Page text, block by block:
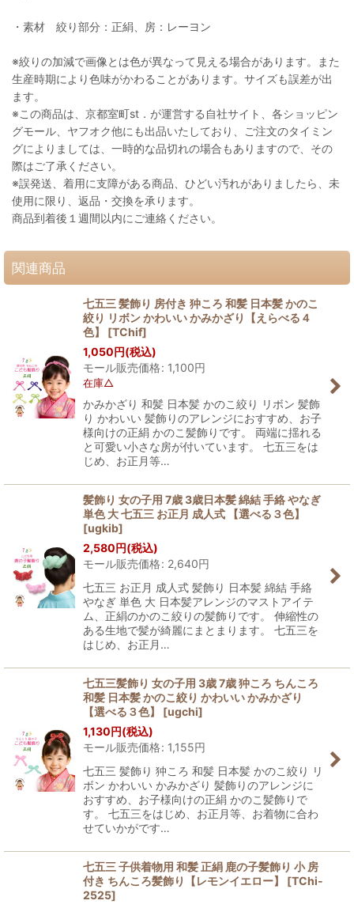
・素材 絞り部分：正絹、房：レーヨン
※絞りの加減で画像とは色が異なって見える場合があります。また
生産時期により色味がかわることがあります。サイズも誤差が出
ます。
※この商品は、京都室町st．が運営する自社サイト、各ショッピン
グモール、ヤフオク他にも出品いたしており、ご注文のタイミン
グによりましては、一時的な品切れの場合もありますので、その
際はご了承ください。
※誤発送、着用に支障がある商品、ひどい汚れがありましたら、未
使用に限り、返品・交換を承ります。
商品到着後１週間以内にご連絡ください。
関連商品
七五三 髪飾り 房付き 狆ころ 和髪 日本髪 かのこ
絞り リボン かわいい かみかざり【えらべる４
色】
[TChif]
1,050円(税込)
モール販売価格: 1,100円
在庫△
かみかざり 和髪 日本髪 かのこ絞り リボン 髪飾
り かわいい 髪飾りのアレンジにおすすめ、お子
様向けの正絹 かのこ髪飾りです。 両端に揺れる
と可愛い小さな房が付いています。 七五三をは
じめ、お正月等…
髪飾り 女の子用 7歳 3歳日本髪 綿結 手絡 やなぎ
単色 大 七五三 お正月 成人式 【選べる３色】
[ugkib]
2,580円(税込)
モール販売価格: 2,640円
七五三 お正月 成人式 髪飾り 日本髪 綿結 手絡
やなぎ 単色 大 日本髪アレンジのマストアイテ
ム、正絹のかのこ絞りの髪飾りです。 伸縮性の
ある生地で髪が綺麗にまとまります。 七五三を
はじめ、お正月…
七五三髪飾り 女の子用 3歳 7歳 狆ころ ちんころ
和髪 日本髪 かのこ絞り かわいい かみかざり
【選べる３色】
[ugchi]
1,130円(税込)
モール販売価格: 1,155円
七五三 髪飾り 狆ころ 和髪 日本髪 かのこ絞り リ
ボン かわいい かみかざり 髪飾りのアレンジに
おすすめ、お子様向けの正絹 かのこ髪飾りで
す。 七五三をはじめ、お正月等、お着物に合わ
せていかがです…
七五三 子供着物用 和髪 正絹 鹿の子髪飾り 小 房
付き ちんころ髪飾り【レモンイエロー】
[TChi-
2525]